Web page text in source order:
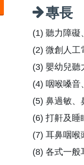
專長
(1) 聽力障礙
(2) 微創人工
(3) 嬰幼兒聽
(4) 咽喉嗓音
(5) 鼻過敏、
(6) 打鼾及睡
(7) 耳鼻咽喉
(8) 各式一般